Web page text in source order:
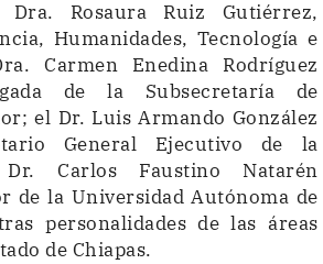
Rosaura Ruiz Gutiérrez,
Humanidades, Tecnología e
Carmen Enedina Rodríguez
de la Subsecretaría de
el Dr. Luis Armando González
General Ejecutivo de la
Carlos Faustino Natarén
de la Universidad Autónoma de
personalidades de las áreas
de Chiapas.